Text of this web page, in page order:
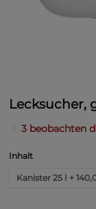
Lecksucher,
3 beobachten
Inhalt
Kanister 25 l +